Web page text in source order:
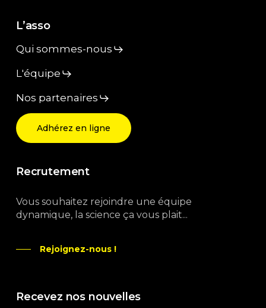
L’asso
Qui sommes-nous
L'équipe
Nos partenaires
Adhérez en ligne
Recrutement
Vous souhaitez rejoindre une équipe
dynamique, la science ça vous plait...
Rejoignez-nous !
Recevez nos nouvelles